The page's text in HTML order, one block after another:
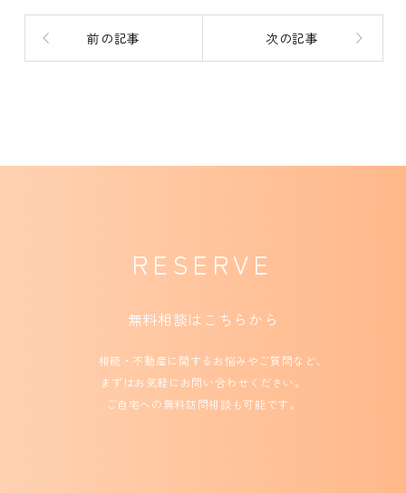
前の記事 次の記事
RESERVE
無料相談はこちらから
相続・不動産に関するお悩みやご質問など、
まずはお気軽にお問い合わせください。
ご自宅への無料訪問相談も可能です。